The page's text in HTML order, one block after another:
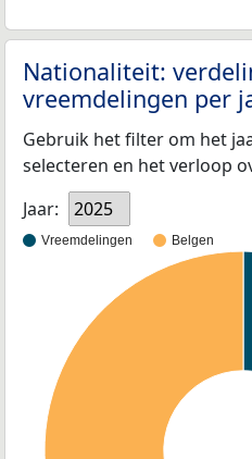
Nationaliteit:
vreemdelingen per
Gebruik het filter om het
selecteren en het verloop
Jaar:
2025
Vreemdelingen Belgen